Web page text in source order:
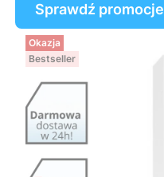
Sprawdź promocje
Okazja
Bestseller